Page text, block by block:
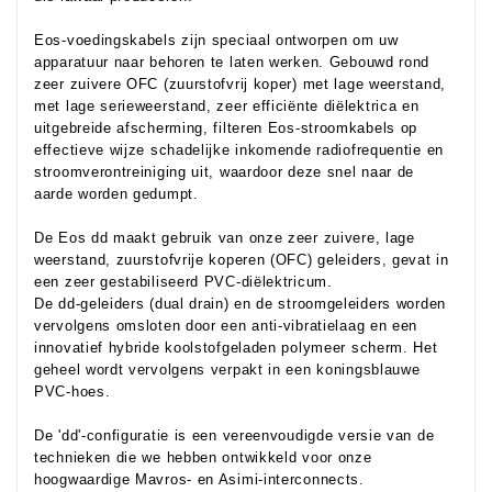
Eos-voedingskabels zijn speciaal ontworpen om uw
apparatuur naar behoren te laten werken. Gebouwd rond
zeer zuivere OFC (zuurstofvrij koper) met lage weerstand,
met lage serieweerstand, zeer efficiënte diëlektrica en
uitgebreide afscherming, filteren Eos-stroomkabels op
effectieve wijze schadelijke inkomende radiofrequentie en
stroomverontreiniging uit, waardoor deze snel naar de
aarde worden gedumpt.
De Eos dd maakt gebruik van onze zeer zuivere, lage
weerstand, zuurstofvrije koperen (OFC) geleiders, gevat in
een zeer gestabiliseerd PVC-diëlektricum.
De dd-geleiders (dual drain) en de stroomgeleiders worden
vervolgens omsloten door een anti-vibratielaag en een
innovatief hybride koolstofgeladen polymeer scherm. Het
geheel wordt vervolgens verpakt in een koningsblauwe
PVC-hoes.
De 'dd'-configuratie is een vereenvoudigde versie van de
technieken die we hebben ontwikkeld voor onze
hoogwaardige Mavros- en Asimi-interconnects.